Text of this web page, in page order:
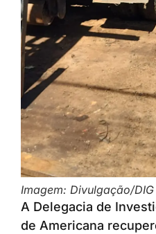
Imagem: Divulgação/DIG
A Delegacia de
de Americana